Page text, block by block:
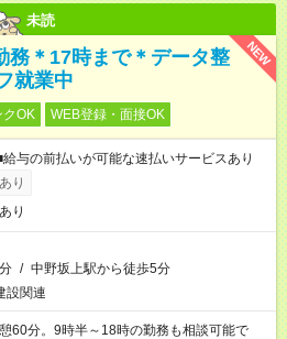
未読
NEW
務＊17時まで＊データ整
就業中
クOK WEB登録・面接OK
与の前払いが可能な速払いサービスあり
り
り
/ 中野坂上駅から徒歩5分
設関連
分。9時半～18時の勤務も相談可能で